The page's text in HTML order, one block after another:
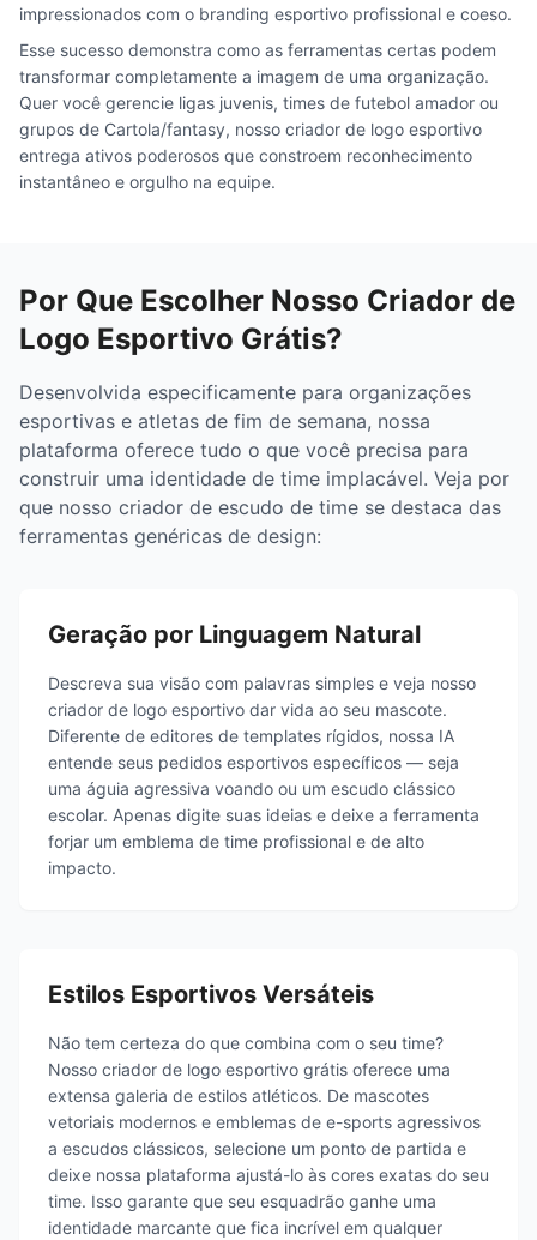
impressionados com o branding esportivo profissional e coeso.
Esse sucesso demonstra como as ferramentas certas podem
transformar completamente a imagem de uma organização.
Quer você gerencie ligas juvenis, times de futebol amador ou
grupos de Cartola/fantasy, nosso criador de logo esportivo
entrega ativos poderosos que constroem reconhecimento
instantâneo e orgulho na equipe.
Por Que Escolher Nosso Criador de
Logo Esportivo Grátis?
Desenvolvida especificamente para organizações
esportivas e atletas de fim de semana, nossa
plataforma oferece tudo o que você precisa para
construir uma identidade de time implacável. Veja por
que nosso criador de escudo de time se destaca das
ferramentas genéricas de design:
Geração por Linguagem Natural
Descreva sua visão com palavras simples e veja nosso
criador de logo esportivo dar vida ao seu mascote.
Diferente de editores de templates rígidos, nossa IA
entende seus pedidos esportivos específicos — seja
uma águia agressiva voando ou um escudo clássico
escolar. Apenas digite suas ideias e deixe a ferramenta
forjar um emblema de time profissional e de alto
impacto.
Estilos Esportivos Versáteis
Não tem certeza do que combina com o seu time?
Nosso criador de logo esportivo grátis oferece uma
extensa galeria de estilos atléticos. De mascotes
vetoriais modernos e emblemas de e-sports agressivos
a escudos clássicos, selecione um ponto de partida e
deixe nossa plataforma ajustá-lo às cores exatas do seu
time. Isso garante que seu esquadrão ganhe uma
identidade marcante que fica incrível em qualquer